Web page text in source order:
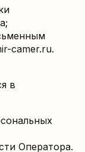
camer.ru.
в
Оператора.